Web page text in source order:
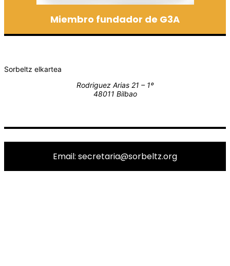
Miembro fundador de G3A
Sorbeltz elkartea
Rodriguez Arias 21 – 1º
48011 Bilbao
Email: secretaria@sorbeltz.org